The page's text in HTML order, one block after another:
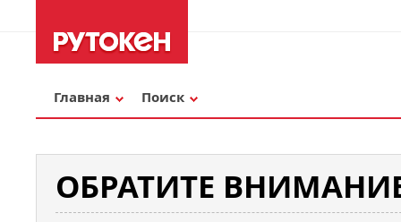
Главная Поиск
ОБРАТИТЕ